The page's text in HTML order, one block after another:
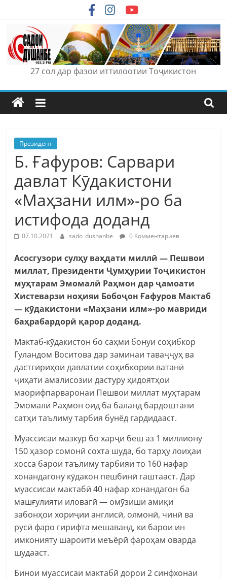
content
27 сол дар фазои иттилоотии Тоҷикистон
Президент
Б. Ғафуров: Сарвари
давлат Кӯдакистони
«Маҳзани илм»-ро ба
истифода доданд
07.10.2021 sado_dushanbe 0 Комментариев
Асосгузори сулҳу ваҳдати миллӣ — Пешвои
миллат, Президенти Ҷумҳурии Тоҷикистон
муҳтарам Эмомалӣ Раҳмон дар ҷамоати
Хистеварзи ноҳияи Бобоҷон Ғафуров Мактаб
— кӯдакистони «Маҳзани илм»-ро мавриди
баҳрабардорӣ қарор доданд.
Мактаб-кӯдакистон бо саҳми бонуи соҳибкор
Гуландом Воситова дар заминаи таваҷҷуҳ ва
дастгириҳои давлатии соҳибкории ватанӣ
ҷиҳати амалисозии дастуру ҳидоятҳои
маорифпарваронаи Пешвои миллат муҳтарам
Эмомалӣ Раҳмон оид ба баланд бардоштани
сатҳи таълиму тарбия бунёд гардидааст.
Муассисаи мазкур бо харҷи беш аз 1 миллиону
150 ҳазор сомонӣ сохта шуда, бо тарҳу лоиҳаи
хосса барои таълиму тарбияи то 160 нафар
хонандагону кӯдакон пешбинӣ гаштааст. Дар
муассисаи мактабӣ 40 нафар хонандагон ба
машғулияти иловагӣ — омӯзиши амиқи
забонҳои хориҷии англисӣ, олмонӣ, чинӣ ва
русӣ фаро гирифта мешаванд, ки барои ин
имконияту шароити меъёрӣ фароҳам оварда
шудааст.
Бинои муассисаи мактабӣ дорои 2 синфхонаи